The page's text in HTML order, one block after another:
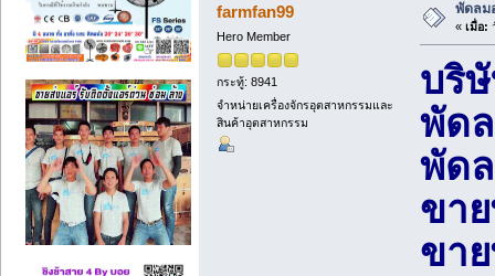
farmfan99
Hero Member
กระทู้: 8941
จำหน่ายเครื่องจักรอุตสาหกรรมและ
สินค้าอุตสาหกรรม
พัดลม
« เมื่อ:
บริ
พัด
พัด
ขา
ขา